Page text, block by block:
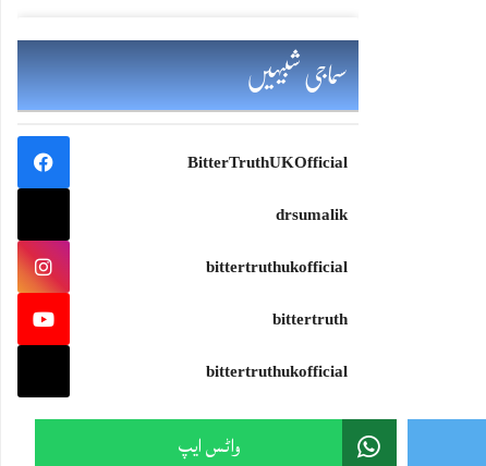
Sami Ullah Malik
سمندرجتناوسیع ہو،جہازکواتنی ہی مضبوط سمت درکارہوتی ہے۔اور تہذیب جتنی بلند ہو،اسے اتنی ہی گہری
#wisdom #knowledge
سماجی شبیہیں
BitterTruthUKOfficial
drsumalik
bittertruthukofficial
bittertruth
bittertruthukofficial
واٹس ایپ